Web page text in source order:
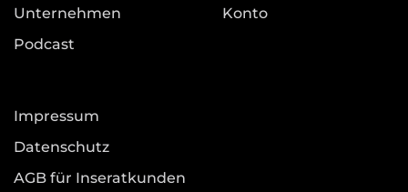
Unternehmen
Podcast
Konto
Impressum
Datenschutz
AGB für Inseratkunden